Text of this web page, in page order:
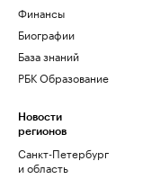
Финансы
Биографии
База знаний
РБК Образование
Новости
регионов
Санкт-Петербург
и область